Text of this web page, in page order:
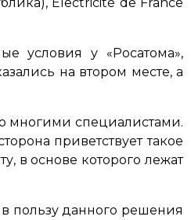
условия у «Росатома»,
на втором месте, а
многими специалистами.
приветствует такое
в основе которого лежат
в пользу данного решения